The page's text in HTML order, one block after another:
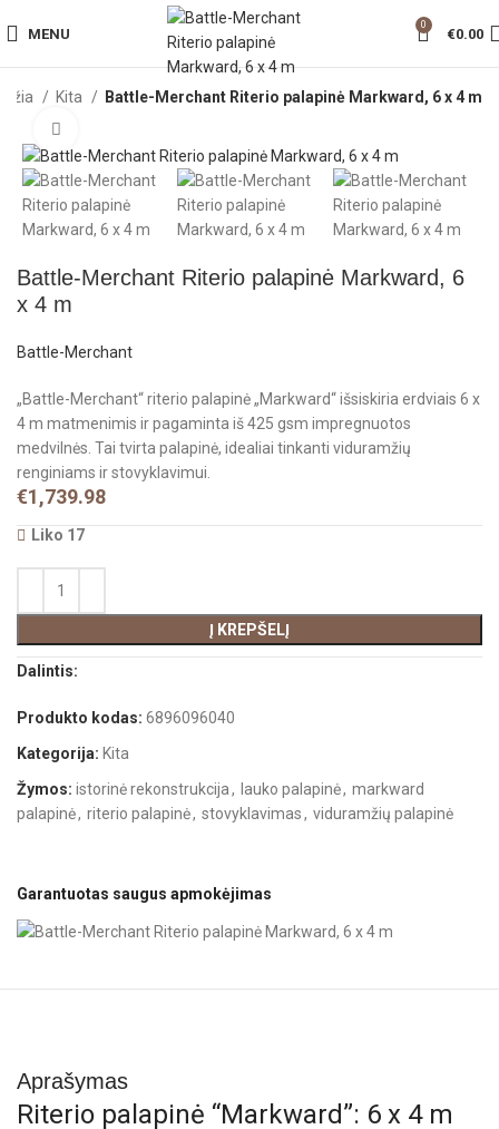
MENU
0
€0.00
Kita Battle-Merchant Riterio palapinė Markward, 6 x 4 m
Battle-Merchant Riterio palapinė Markward, 6
x 4 m
Battle-Merchant
„Battle-Merchant“ riterio palapinė „Markward“ išsiskiria erdviais 6 x
4 m matmenimis ir pagaminta iš 425 gsm impregnuotos
medvilnės. Tai tvirta palapinė, idealiai tinkanti viduramžių
renginiams ir stovyklavimui.
€1,739.98
Liko 17
Į KREPŠELĮ
Dalintis:
Produkto kodas:6896096040
Kategorija: Kita
Žymos: istorinė rekonstrukcija, lauko palapinė, markward
palapinė, riterio palapinė, stovyklavimas, viduramžių palapinė
Garantuotas saugus apmokėjimas
Aprašymas
Riterio palapinė “Markward”: 6 x 4 m